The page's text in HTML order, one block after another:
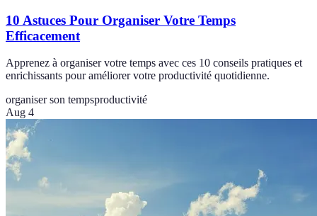
10 Astuces Pour Organiser Votre Temps
Efficacement
Apprenez à organiser votre temps avec ces 10 conseils pratiques et
enrichissants pour améliorer votre productivité quotidienne.
organiser son tempsproductivité
Aug 4